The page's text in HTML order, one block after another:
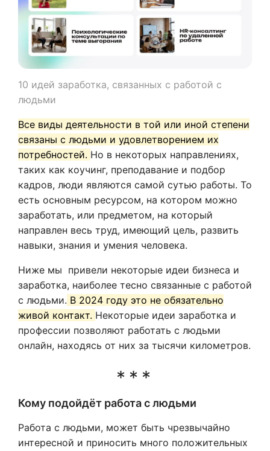
10 идей заработка, связанных с работой с
людьми
Все виды деятельности в той или иной степени
связаны с людьми и удовлетворением их
потребностей. Но в некоторых направлениях,
таких как коучинг, преподавание и подбор
кадров, люди являются самой сутью работы. То
есть основным ресурсом, на котором можно
заработать, или предметом, на который
направлен весь труд, имеющий цель, развить
навыки, знания и умения человека.
Ниже мы привели некоторые идеи бизнеса и
заработка, наиболее тесно связанные с работой
с людьми. В 2024 году это не обязательно
живой контакт. Некоторые идеи заработка и
профессии позволяют работать с людьми
онлайн, находясь от них за тысячи километров.
Кому подойдёт работа с людьми
Работа с людьми, может быть чрезвычайно
интересной и приносить много положительных